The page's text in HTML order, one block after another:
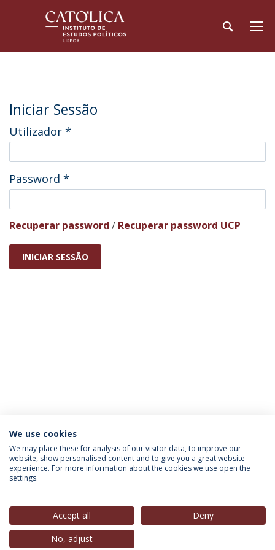
Iniciar Sessão
Utilizador *
Password *
Recuperar password / Recuperar password UCP
INICIAR SESSÃO
INFORMAÇÃO PARA
We use cookies
We may place these for analysis of our visitor data, to improve our
website, show personalised content and to give you a great website
experience. For more information about the cookies we use open the
settings.
Accept all
Deny
No, adjust